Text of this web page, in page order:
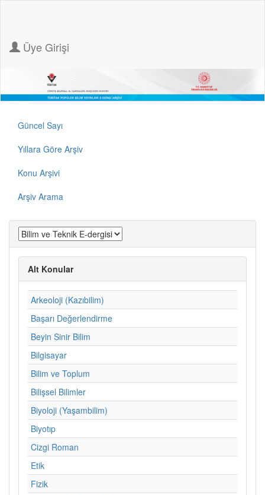
Üye Girişi
Güncel Sayı
Yıllara Göre Arşiv
Konu Arşivi
Arşiv Arama
Alt Konular
Arkeoloji (Kazıbilim)
Başarı Değerlendirme
Beyin Sinir Bilim
Bilgisayar
Bilim ve Toplum
Bilişsel Bilimler
Biyoloji (Yaşambilim)
Biyotıp
Cizgi Roman
Etik
Fizik